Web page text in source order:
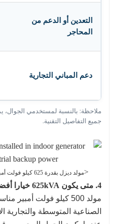
التعدين أو الدعم من
المحاجر
دعم المباني التجارية
ملاحظة: بالنسبة لمستخدمي الجوال،
جميع التفاصيل التقنية.
<مولد ديزل بقدرة 625 كيلو فولت أمبير للطاقة الاحتياطية الصناعية
4. متى يكون 625kVA خيارا أفضل من 500kVA؟
مولد 500 كيلو فولت
الصناعية المتوسطة والتجارية